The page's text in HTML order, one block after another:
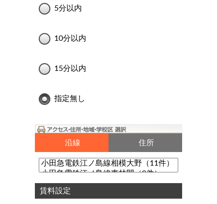
5分以内
10分以内
15分以内
指定無し
沿線 住所
賃料設定